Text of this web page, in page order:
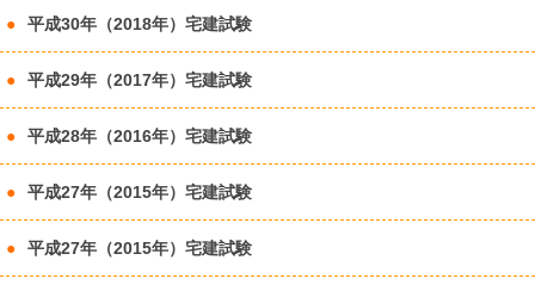
平成30年（2018年）宅建試験
平成29年（2017年）宅建試験
平成28年（2016年）宅建試験
平成27年（2015年）宅建試験
平成27年（2015年）宅建試験